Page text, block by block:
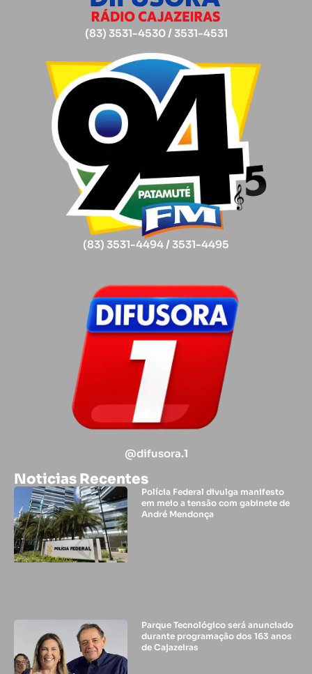
(83) 3531-4530 / 3531-4531
(83) 3531-4494 / 3531-4495
@difusora.1
Noticias Recentes
Polícia Federal divulga manifesto
em meio a tensão com gabinete de
André Mendonça
Parque Tecnológico será anunciado
durante programação dos 163 anos
de Cajazeiras